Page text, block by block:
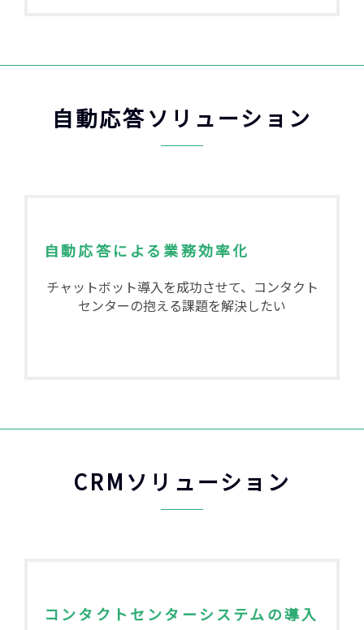
自動応答ソリューション
自動応答による業務効率化
チャットボット導入を成功させて、コンタクト
センターの抱える課題を解決したい
CRMソリューション
コンタクトセンターシステムの導入